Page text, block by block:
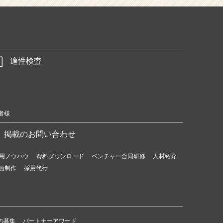
適性検査
様
掲載のお問い合わせ
ノウハウ 資料ダウンロード ベンチャー合同研修
人材紹介
制作
採用代行
募集 パートナーアワード